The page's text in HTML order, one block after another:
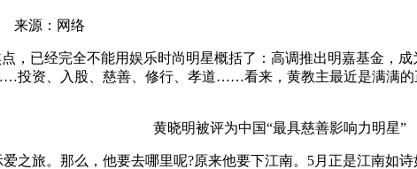
来源：网络
，已经完全不能用娱乐时尚明星概括了：高调推出明嘉基金，
投资、入股、慈善、修行、孝道……看来，黄教主最近是满满
黄晓明被评为中国“最具慈善影响力明星”
之旅。那么，他要去哪里呢?原来他要下江南。5月正是江南如